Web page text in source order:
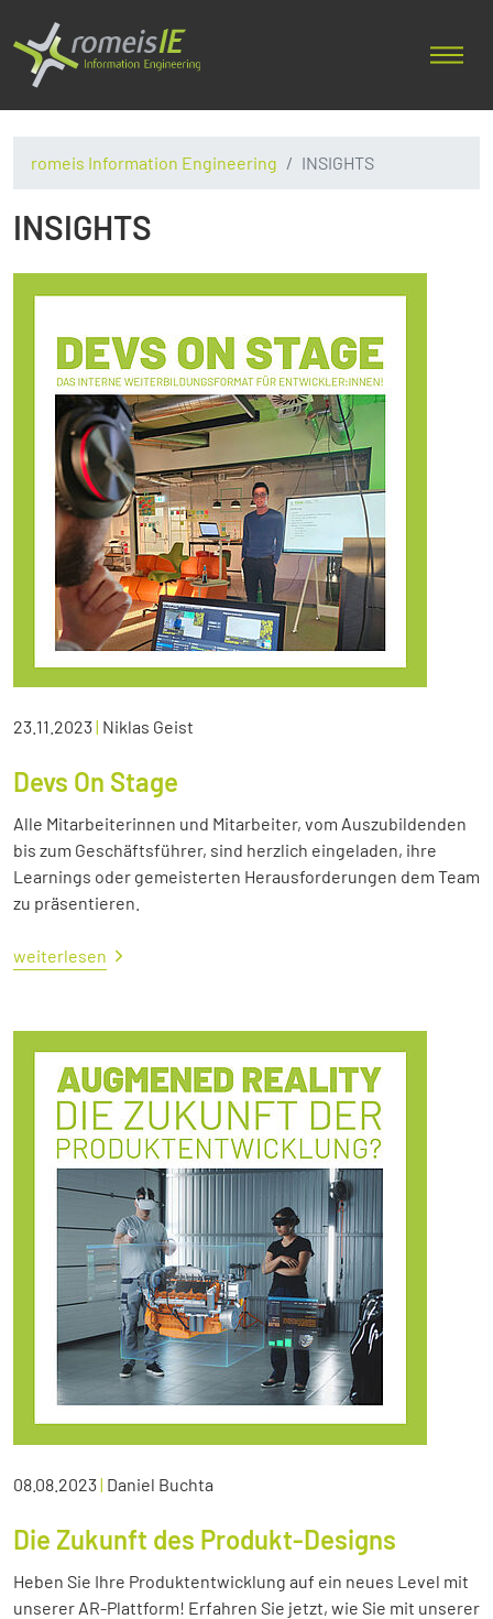
romeis Information Engineering INSIGHTS
INSIGHTS
23.11.2023| Niklas Geist
Devs On Stage
Alle Mitarbeiterinnen und Mitarbeiter, vom Auszubildenden
bis zum Geschäftsführer, sind herzlich eingeladen, ihre
Learnings oder gemeisterten Herausforderungen dem Team
zu präsentieren.
weiterlesen
08.08.2023| Daniel Buchta
Die Zukunft des Produkt-Designs
Heben Sie Ihre Produktentwicklung auf ein neues Level mit
unserer AR-Plattform! Erfahren Sie jetzt, wie Sie mit unserer